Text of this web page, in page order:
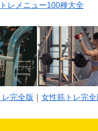
レメニュー100種大全
完全版 女性筋トレ完全